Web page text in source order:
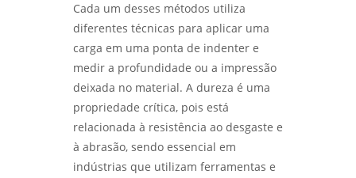
Cada um desses métodos utiliza
diferentes técnicas para aplicar uma
carga em uma ponta de indenter e
medir a profundidade ou a impressão
deixada no material. A dureza é uma
propriedade crítica, pois está
relacionada à resistência ao desgaste e
à abrasão, sendo essencial em
indústrias que utilizam ferramentas e